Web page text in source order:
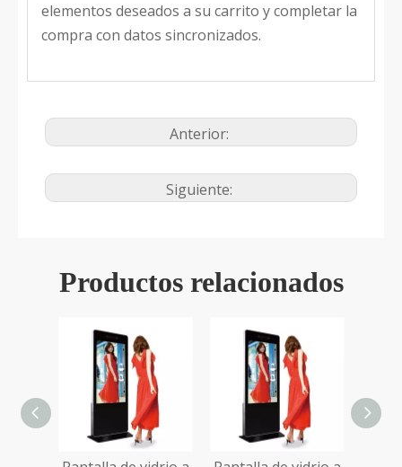
elementos deseados a su carrito y completar la
compra con datos sincronizados.
Anterior:
Siguiente:
Productos relacionados